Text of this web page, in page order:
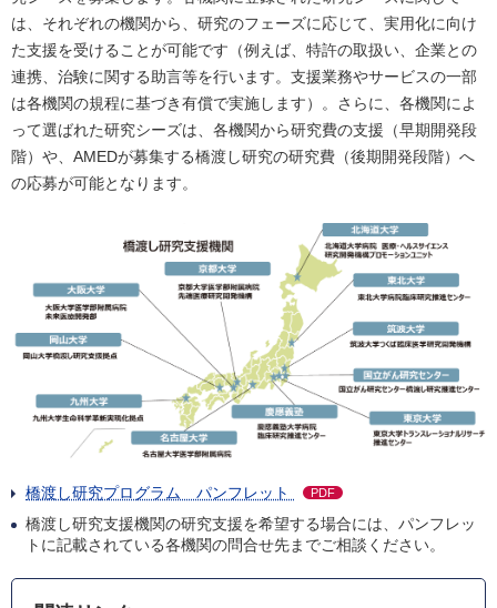
は、それぞれの機関から、研究のフェーズに応じて、実用化に向け
た支援を受けることが可能です（例えば、特許の取扱い、企業との
連携、治験に関する助言等を行います。支援業務やサービスの一部
は各機関の規程に基づき有償で実施します）。さらに、各機関によ
って選ばれた研究シーズは、各機関から研究費の支援（早期開発段
階）や、AMEDが募集する橋渡し研究の研究費（後期開発段階）へ
の応募が可能となります。
橋渡し研究プログラム パンフレット PDF
橋渡し研究支援機関の研究支援を希望する場合には、パンフレッ
トに記載されている各機関の問合せ先までご相談ください。